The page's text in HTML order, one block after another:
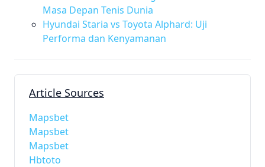
Masa Depan Tenis Dunia
Hyundai Staria vs Toyota Alphard: Uji
Performa dan Kenyamanan
Article Sources
Mapsbet
Mapsbet
Mapsbet
Hbtoto